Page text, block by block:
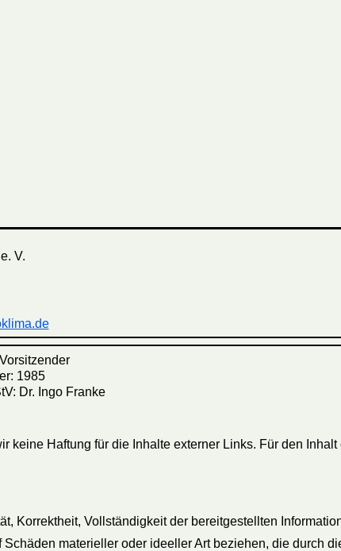
V.
1985
Dr. Ingo Franke
keine Haftung für die Inhalte externer Links. Für den
Korrektheit, Vollständigkeit der bereitgestellten
materieller oder ideeller Art beziehen, die durch